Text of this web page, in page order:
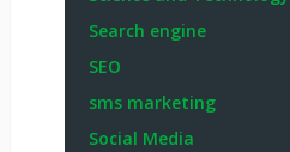
Search engine
SEO
sms marketing
Social Media